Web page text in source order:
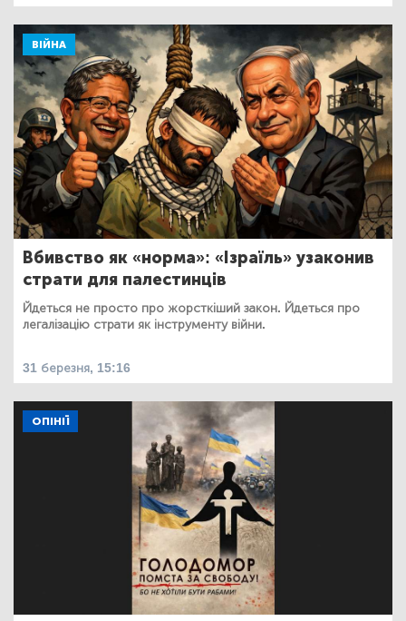
ВІЙНА
Вбивство як «норма»: «Ізраїль» узаконив
страти для палестинців
Йдеться не просто про жорсткіший закон. Йдеться про
легалізацію страти як інструменту війни.
31 березня, 15:16
ОПІНІЇ